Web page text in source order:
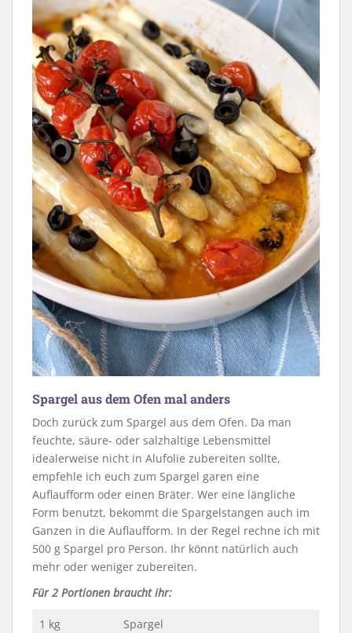
Spargel aus dem Ofen mal anders
Doch zurück zum Spargel aus dem Ofen. Da man
feuchte, säure- oder salzhaltige Lebensmittel
idealerweise nicht in Alufolie zubereiten sollte,
empfehle ich euch zum Spargel garen eine
Auflaufform oder einen Bräter. Wer eine längliche
Form benutzt, bekommt die Spargelstangen auch im
Ganzen in die Auflaufform. In der Regel rechne ich mit
500 g Spargel pro Person. Ihr könnt natürlich auch
mehr oder weniger zubereiten.
Für 2 Portionen braucht ihr:
1 kg
Spargel